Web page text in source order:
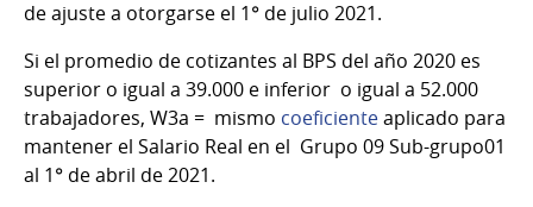
de ajuste a otorgarse el 1° de julio 2021.
Si el promedio de cotizantes al BPS del año 2020 es
superior o igual a 39.000 e inferior o igual a 52.000
trabajadores, W3a = mismo coeficienteaplicado para
mantener el Salario Real en el Grupo 09 Sub-grupo01
al 1° de abril de 2021.